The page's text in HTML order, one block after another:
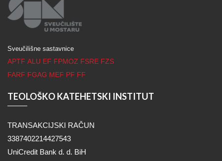
Sveučilišne sastavnice
APTF ALU EF FPMOZ FSRE FZS
FARF FGAG MEF PF FF
TEOLOŠKO KATEHETSKI INSTITUT
TRANSAKCIJSKI RAČUN
3387402214427543
UniCredit Bank d. d. BiH